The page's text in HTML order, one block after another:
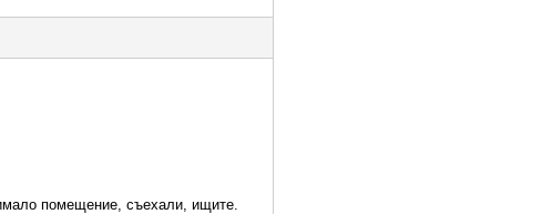
помещение, съехали, ищите.